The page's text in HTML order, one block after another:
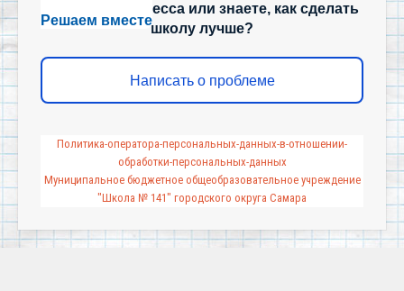
Решаем вместе
учебного процесса или знаете, как сделать
школу лучше?
Написать о проблеме
Политика-оператора-персональных-данных-в-отношении-
обработки-персональных-данных
Муниципальное бюджетное общеобразовательное учреждение
"Школа № 141" городского округа Самара